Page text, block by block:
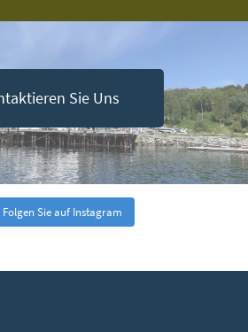
Sie Uns
Folgen Sie auf Instagram